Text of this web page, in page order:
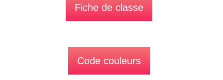
Fiche de classe
Code couleurs